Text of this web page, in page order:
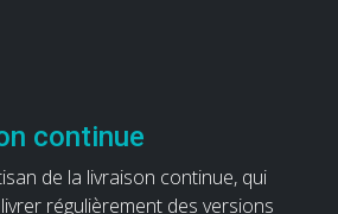
continue
de la livraison continue, qui
régulièrement des versions